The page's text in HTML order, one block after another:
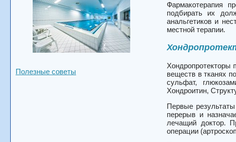
Фармакотерапия
подбирать их
анальгетиков и
местной терапии.
Хондропротекторы
веществ в тканях
сульфат,
Хондроитин,
Первые
перерыв и
лечащий доктор.
операции
Полезные советы